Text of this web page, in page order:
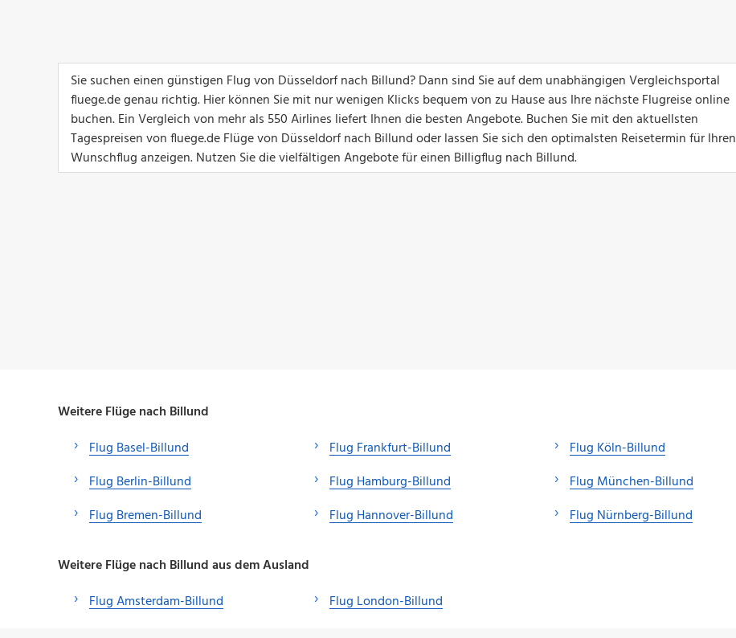
Sie suchen einen günstigen Flug von Düsseldorf nach Billund? Dann sind Sie auf dem unabhängigen Vergleichsportal
fluege.de genau richtig. Hier können Sie mit nur wenigen Klicks bequem von zu Hause aus Ihre nächste Flugreise online
buchen. Ein Vergleich von mehr als 550 Airlines liefert Ihnen die besten Angebote. Buchen Sie mit den aktuellsten
Tagespreisen von fluege.de Flüge von Düsseldorf nach Billund oder lassen Sie sich den optimalsten Reisetermin für Ihren
Wunschflug anzeigen. Nutzen Sie die vielfältigen Angebote für einen Billigflug nach Billund.
Weitere Flüge nach Billund
Flug Basel-Billund
Flug Berlin-Billund
Flug Bremen-Billund
Flug Frankfurt-Billund
Flug Hamburg-Billund
Flug Hannover-Billund
Flug Köln-Billund
Flug München-Billund
Flug Nürnberg-Billund
Weitere Flüge nach Billund aus dem Ausland
Flug Amsterdam-Billund
Flug London-Billund